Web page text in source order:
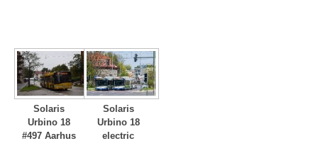
Solaris
Urbino 18
#497 Aarhus
Solaris
Urbino 18
electric